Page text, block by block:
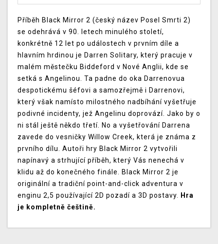
Příběh Black Mirror 2 (český název Posel Smrti 2)
se odehrává v 90. letech minulého století,
konkrétně 12 let po událostech v prvním díle a
hlavním hrdinou je Darren Solitary, který pracuje v
malém městečku Biddeford v Nové Anglii, kde se
setká s Angelinou. Ta padne do oka Darrenovua
despotickému šéfovi a samozřejmě i Darrenovi,
který však namísto milostného nadbíhání vyšetřuje
podivné incidenty, jež Angelinu doprovází. Jako by o
ni stál ještě někdo třetí. No a vyšetřování Darrena
zavede do vesničky Willow Creek, která je známa z
prvního dílu. Autoři hry Black Mirror 2 vytvořili
napínavý a strhující příběh, který Vás nenechá v
klidu až do konečného finále. Black Mirror 2 je
originální a tradiční point-and-click adventura v
enginu 2,5 používající 2D pozadí a 3D postavy. Hra
je kompletně češtině.